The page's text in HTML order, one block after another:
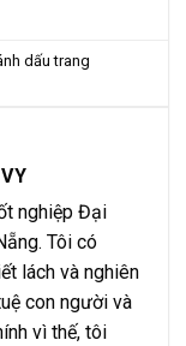
dấu trang
nghiệp Đại
Tôi có
lách và nghiên
con người và
vì thế, tôi